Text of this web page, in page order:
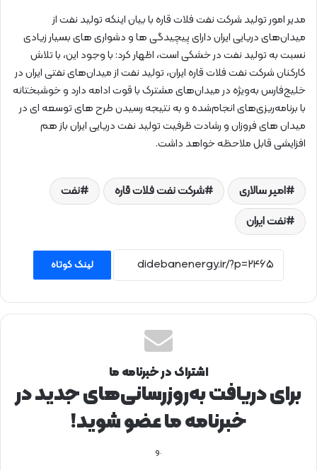
مدیر امور تولید شرکت نفت فلات قاره با بیان اینکه تولید نفت از
میدان‌های دریایی ایران دارای پیچیدگی‌ ها و دشواری‌ های بسیار زیادی
نسبت به تولید نفت در خشکی است، اظهار کرد: با وجود این، با تلاش
کارکنان شرکت نفت فلات قاره ایران، تولید نفت از میدان‌های نفتی ایران در
خلیج‌فارس به‌ویژه در میدان‌های مشترک با قوت ادامه دارد و خوشبختانه
با برنامه‌ریزی‌های انجام‌شده و به نتیجه رسیدن طرح‌ های توسعه‌ ای در
میدان‌ های فروزان و رشادت ظرفیت تولید نفت دریایی ایران باز هم
افزایشی قابل ملاحظه خواهد داشت.
امیر سالاری شرکت نفت فلات قاره
نفت
نفت ایران
لینک کوتاه
اشتراک در خبرنامه ما
برای دریافت به‌روزرسانی‌های جدید در
خبرنامه ما عضو شوید!
.و